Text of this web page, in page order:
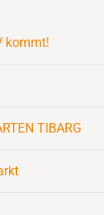
kommt!
TIBARG